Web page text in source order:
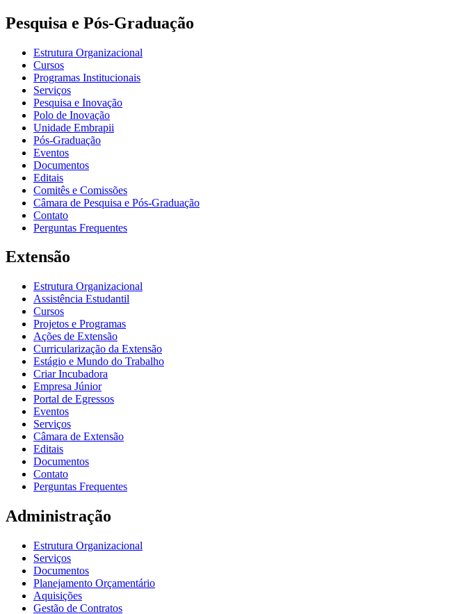
Pesquisa e Pós-Graduação
Estrutura Organizacional
Cursos
Programas Institucionais
Serviços
Pesquisa e Inovação
Polo de Inovação
Unidade Embrapii
Pós-Graduação
Eventos
Documentos
Editais
Comitês e Comissões
Câmara de Pesquisa e Pós-Graduação
Contato
Perguntas Frequentes
Extensão
Estrutura Organizacional
Assistência Estudantil
Cursos
Projetos e Programas
Ações de Extensão
Curricularização da Extensão
Estágio e Mundo do Trabalho
Criar Incubadora
Empresa Júnior
Portal de Egressos
Eventos
Serviços
Câmara de Extensão
Editais
Documentos
Contato
Perguntas Frequentes
Administração
Estrutura Organizacional
Serviços
Documentos
Planejamento Orçamentário
Aquisições
Gestão de Contratos